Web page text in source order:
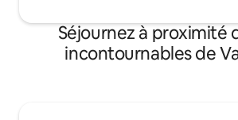
Séjournez à proximité
incontournables de